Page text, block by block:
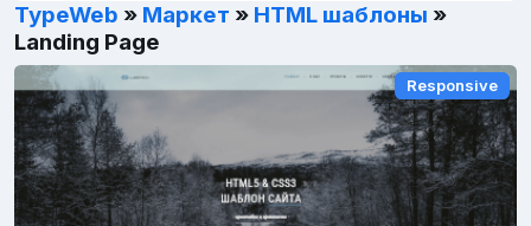
TypeWeb » Маркет » HTML шаблоны »
Landing Page
Responsive
Responsive